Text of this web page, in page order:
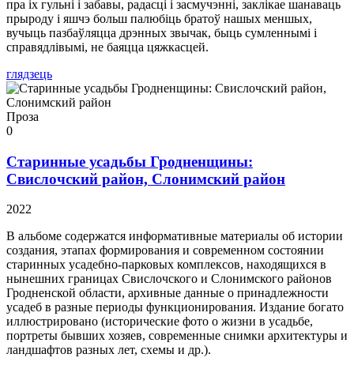
пра іх гульні і забавы, радасці і засмучэнні, заклікае шанаваць
прыроду і яшчэ больш палюбіць братоў нашых меншых,
вучыць пазбаўляцца дрэнных звычак, быць сумленнымі і
справядлівымі, не баяцца цяжкасцей.
глядзець
Проза
0
Старинные усадьбы Гродненщины:
Свислочский район, Слонимский район
2022
В альбоме содержатся информативные материалы об истории
создания, этапах формирования и современном состоянии
старинных усадебно-парковых комплексов, находящихся в
нынешних границах Свислочского и Слонимского районов
Гродненской области, архивные данные о принадлежности
усадеб в разные периоды функционирования. Издание богато
иллюстрировано (исторические фото о жизни в усадьбе,
портреты бывших хозяев, современные снимки архитектуры и
ландшафтов разных лет, схемы и др.).